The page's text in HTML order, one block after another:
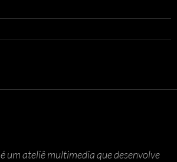
é um ateliê multimedia que desenvolve